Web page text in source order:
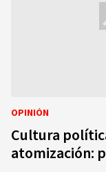
OPINIÓN
Cultura
atomización: